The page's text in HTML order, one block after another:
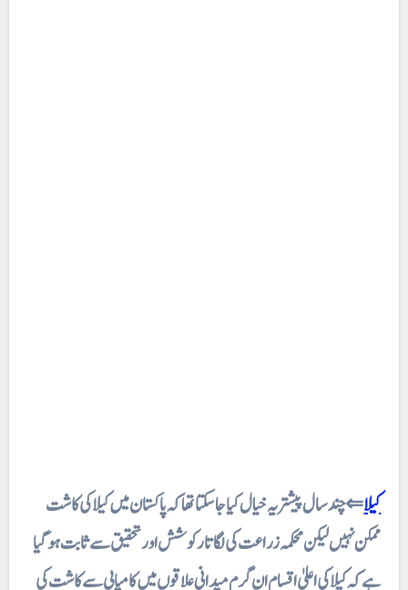
کیلا⇐ چند سال پیشتر یہ خیال کیا جاسکتا تھا کہ پاکستان میں کیلا کی کاشت
ممکن نہیں لیکن محکمہ زراعت کی لگا تار کوشش اور تحقیق سے ثابت ہو گیا
ہے کہ کیلا کی اعلیٰ اقسام ان گرم میدانی علاقوں میں کامیابی سے کاشت کی